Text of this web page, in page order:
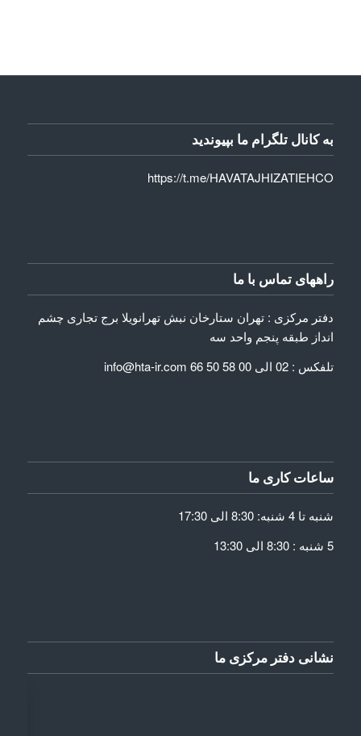
به کانال تلگرام ما بپیوندید
https://t.me/HAVATAJHIZATIEHCO
راههای تماس با ما
دفتر مرکزی : تهران ستارخان نبش تهرانویلا برج تجاری چشم
انداز طبقه پنجم واحد سه
تلفکس : 02 الی 00 58 50 66 info@hta-ir.com
ساعات کاری ما
شنبه تا 4 شنبه: 8:30 الی 17:30
5 شنبه : 8:30 الی 13:30
نشانی دفتر مرکزی ما